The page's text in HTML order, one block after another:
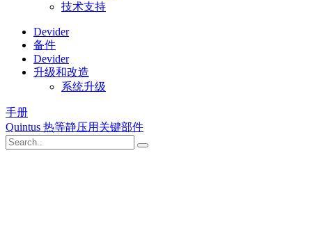
技术支持
Devider
备件
Devider
升级和改造
系统升级
手册
Quintus 热等静压用关键部件